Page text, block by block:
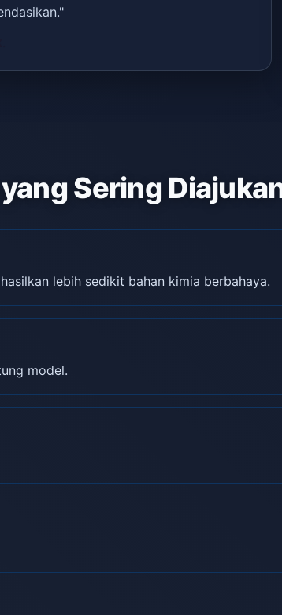
Sering
lebih sedikit bahan kimia berbahaya.
model.